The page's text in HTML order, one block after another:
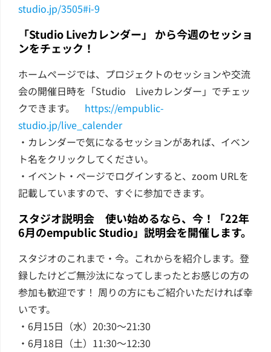
studio.jp/3505#i-9
「Studio Liveカレンダー」 から今週のセッショ
ンをチェック！
ホームページでは、プロジェクトのセッションや交流
会の開催日時を「Studio Liveカレンダー」でチェッ
クできます。 https://empublic-
studio.jp/live_calender
・カレンダーで気になるセッションがあれば、イベン
ト名をクリックしてください。
・イベント・ページでログインすると、zoom URLを
記載していますので、すぐに参加できます。
スタジオ説明会 使い始めるなら、今！「22年
6月のempublic Studio」説明会を開催します。
スタジオのこれまで・今。これからを紹介します。登
録したけどご無沙汰になってしまったとお感じの方の
参加も歓迎です！ 周りの方にもご紹介いただければ幸
いです。
・6月15日（水）20:30～21:30
・6月18日（土）11:30～12:30